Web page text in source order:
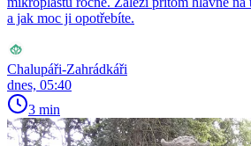
a jak moc ji opotřebíte.
Chalupáři-Zahrádkáři
dnes, 05:40
3 min